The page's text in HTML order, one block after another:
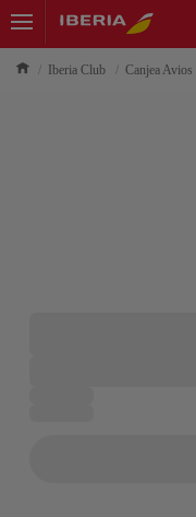
Iberia Club Canjea Avios